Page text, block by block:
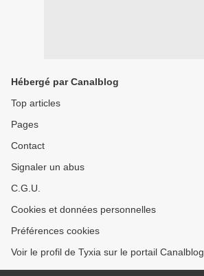
Hébergé par Canalblog
Top articles
Pages
Contact
Signaler un abus
C.G.U.
Cookies et données personnelles
Préférences cookies
Voir le profil de Tyxia sur le portail Canalblog